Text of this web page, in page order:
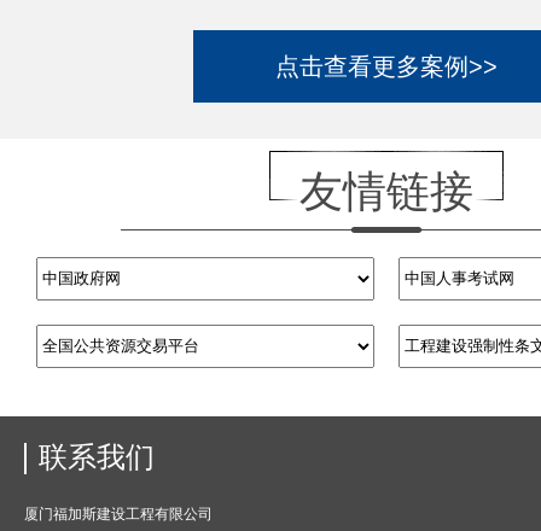
点击查看更多案例>>
友情链接
联系我们
厦门福加斯建设工程有限公司